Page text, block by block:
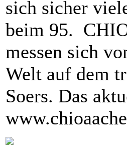
sich sicher
beim 95.
messen sich
Welt auf dem
Soers. Das